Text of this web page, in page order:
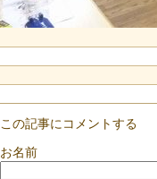
この記事にコメントする
お名前